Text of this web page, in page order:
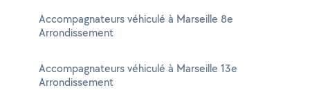
Accompagnateurs véhiculé à Marseille 8e
Arrondissement
Accompagnateurs véhiculé à Marseille 13e
Arrondissement